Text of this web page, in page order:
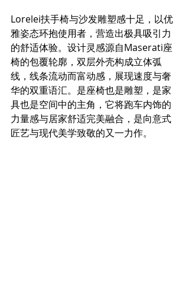
Lorelei扶手椅与沙发雕塑感十足，以优
雅姿态环抱使用者，营造出极具吸引力
的舒适体验。设计灵感源自Maserati座
椅的包覆轮廓，双层外壳构成立体弧
线，线条流动而富动感，展现速度与奢
华的双重语汇。是座椅也是雕塑，是家
具也是空间中的主角，它将跑车内饰的
力量感与居家舒适完美融合，是向意式
匠艺与现代美学致敬的又一力作。